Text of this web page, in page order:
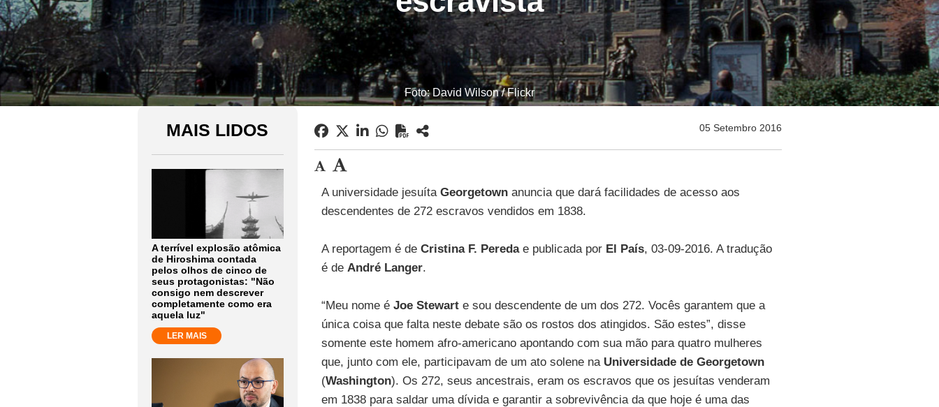
Foto: David Wilson / Flickr
MAIS LIDOS
A terrível explosão atômica
de Hiroshima contada
pelos olhos de cinco de
seus protagonistas: "Não
consigo nem descrever
completamente como era
aquela luz"
LER MAIS
05 Setembro 2016
A universidade jesuíta Georgetownanuncia que dará facilidades de acesso aos
descendentes de 272 escravos vendidos em 1838.
A reportagem é de Cristina F. Peredae publicada por El País, 03-09-2016. A tradução
é de André Langer.
“Meu nome é Joe Stewarte sou descendente de um dos 272. Vocês garantem que a
única coisa que falta neste debate são os rostos dos atingidos. São estes”, disse
somente este homem afro-americano apontando com sua mão para quatro mulheres
que, junto com ele, participavam de um ato solene na Universidade de Georgetown
(Washington). Os 272, seus ancestrais, eram os escravos que os jesuítas venderam
em 1838 para saldar uma dívida e garantir a sobrevivência da que hoje é uma das